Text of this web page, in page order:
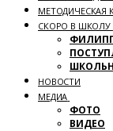
МЕТОДИЧЕСКАЯ
СКОРО В ШКОЛУ
НОВОСТИ
МЕДИА
ФОТО
ВИДЕО